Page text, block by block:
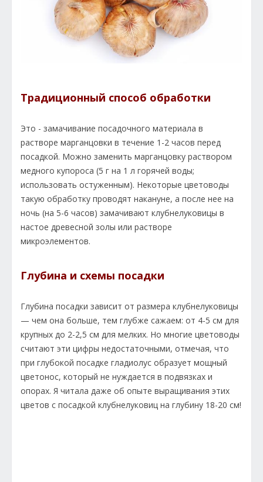
Традиционный способ обработки
Это - замачивание посадочного материала в
растворе марганцовки в течение 1-2 часов перед
посадкой. Можно заменить марганцовку раствором
медного купороса (5 г на 1 л горячей воды;
использовать остуженным). Некоторые цветоводы
такую обработку проводят накануне, а после нее на
ночь (на 5-6 часов) замачивают клубнелуковицы в
настое древесной золы или растворе
микроэлементов.
Глубина и схемы посадки
Глубина посадки зависит от размера клубнелуковицы
— чем она больше, тем глубже сажаем: от 4-5 см для
крупных до 2-2,5 см для мелких. Но многие цветоводы
считают эти цифры недостаточными, отмечая, что
при глубокой посадке гладиолус образует мощный
цветонос, который не нуждается в подвязках и
опорах. Я читала даже об опыте выращивания этих
цветов с посадкой клубнелуковиц на глубину 18-20 см!